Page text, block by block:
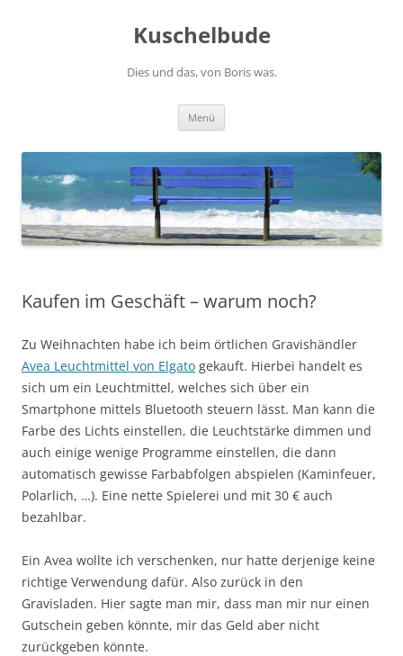
Kuschelbude
Dies und das, von Boris was.
Menü
Kaufen im Geschäft – warum noch?
Zu Weihnachten habe ich beim örtlichen Gravishändler
Avea Leuchtmittel von Elgato gekauft. Hierbei handelt es
sich um ein Leuchtmittel, welches sich über ein
Smartphone mittels Bluetooth steuern lässt. Man kann die
Farbe des Lichts einstellen, die Leuchtstärke dimmen und
auch einige wenige Programme einstellen, die dann
automatisch gewisse Farbabfolgen abspielen (Kaminfeuer,
Polarlich, …). Eine nette Spielerei und mit 30 € auch
bezahlbar.
Ein Avea wollte ich verschenken, nur hatte derjenige keine
richtige Verwendung dafür. Also zurück in den
Gravisladen. Hier sagte man mir, dass man mir nur einen
Gutschein geben könnte, mir das Geld aber nicht
zurückgeben könnte.